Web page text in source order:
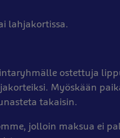
lahjakortissa.
ostettuja
Myöskään
takaisin.
jolloin maksua ei